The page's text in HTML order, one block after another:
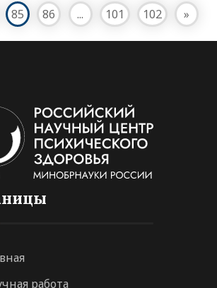
85 86 ... 101 102 »
работа